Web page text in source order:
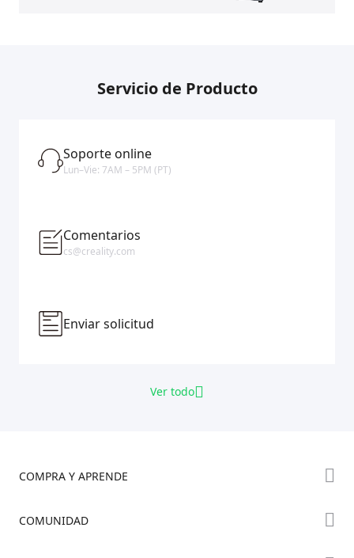
Servicio de Producto
Soporte online
Lun–Vie: 7AM – 5PM (PT)
Comentarios
cs@creality.com
Enviar solicitud
Ver todo
COMPRA Y APRENDE
COMUNIDAD